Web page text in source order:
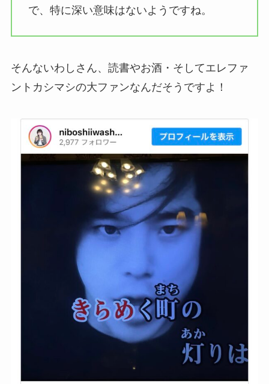
で、特に深い意味はないようですね。
そんないわしさん、読書やお酒・そしてエレファ
ントカシマシの大ファンなんだそうですよ！